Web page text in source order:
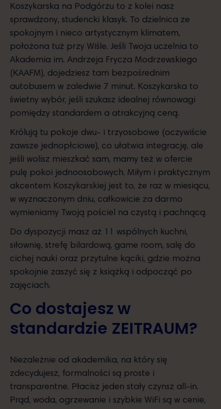
Koszykarska na Podgórzu to z kolei nasz
sprawdzony, studencki klasyk. To dzielnica ze
spokojnym i nieco artystycznym klimatem,
położona tuż przy Wiśle. Jeśli Twoja uczelnia to
Akademia im. Andrzeja Frycza Modrzewskiego
(KAAFM), dojedziesz tam bezpośrednim
autobusem w zaledwie 7 minut. Koszykarska to
świetny wybór, jeśli szukasz idealnej równowagi
pomiędzy standardem a atrakcyjną ceną.
Królują tu pokoje dwu- i trzyosobowe (oczywiście
zawsze jednopłciowe), co ułatwia integrację, ale
jeśli wolisz mieszkać sam, mamy też w ofercie
pulę pokoi jednoosobowych. Miłym i praktycznym
akcentem Koszykarskiej jest to, że raz w miesiącu,
w wyznaczonym dniu, całkowicie za darmo
wymieniamy Twoją pościel na czystą i pachnącą.
Do dyspozycji masz aż 11 wspólnych kuchni,
siłownię, strefę bilardową, game room, salę do
cichej nauki oraz przytulne kąciki, gdzie można
spokojnie zaszyć się z książką i odpocząć po
zajęciach.
Co dostajesz w
standardzie ZEITRAUM?
Niezależnie od akademika, na który się
zdecydujesz, formalności są proste i
transparentne. Płacisz jeden stały czynsz all-in.
Prąd, woda, ogrzewanie i szybkie WiFi są w cenie,